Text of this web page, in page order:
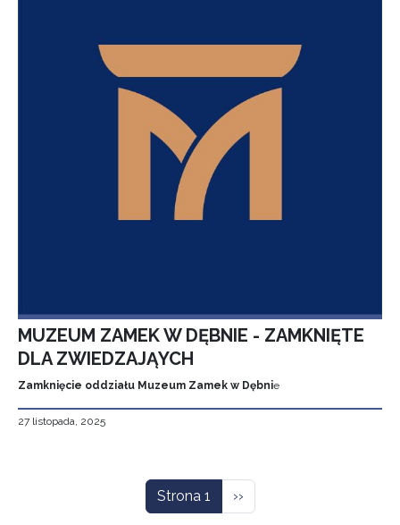
MUZEUM ZAMEK W DĘBNIE - ZAMKNIĘTE
DLA ZWIEDZAJĄYCH
Zamknięcie oddziału Muzeum Zamek w Dębnie
27 listopada, 2025
Strona 1 Następna strona
››